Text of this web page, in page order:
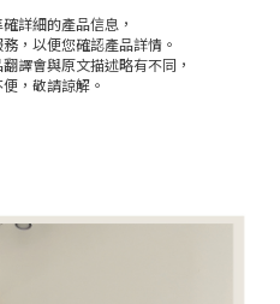
詳細的產品信息，
，以便您確認產品詳情。
譯會與原文描述略有不同，
，敬請諒解。